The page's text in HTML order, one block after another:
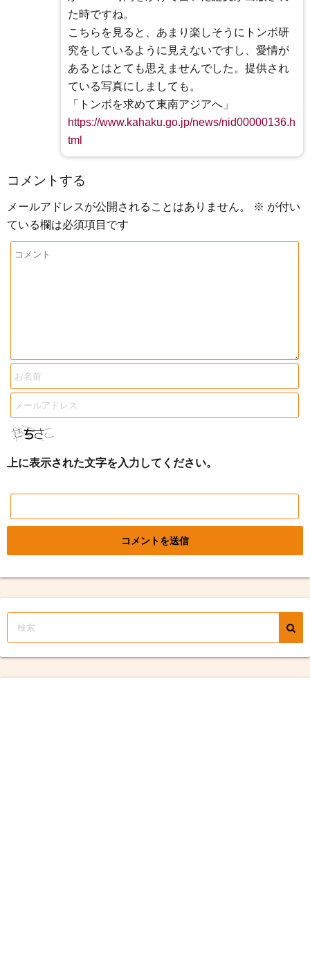
た時ですね。
こちらを見ると、あまり楽しそうにトンボ研
究をしているように見えないですし、愛情が
あるとはとても思えませんでした。提供され
ている写真にしましても。
「トンボを求めて東南アジアへ」
https://www.kahaku.go.jp/news/nid00000136.h
tml
コメントする
メールアドレスが公開されることはありません。 ※ が付い
ている欄は必須項目です
上に表示された文字を入力してください。